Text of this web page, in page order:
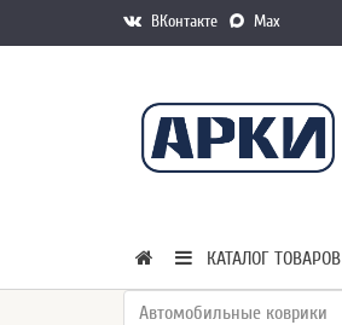
ВКонтакте Max
КАТАЛОГ ТОВАРОВ
Автомобильные коврики